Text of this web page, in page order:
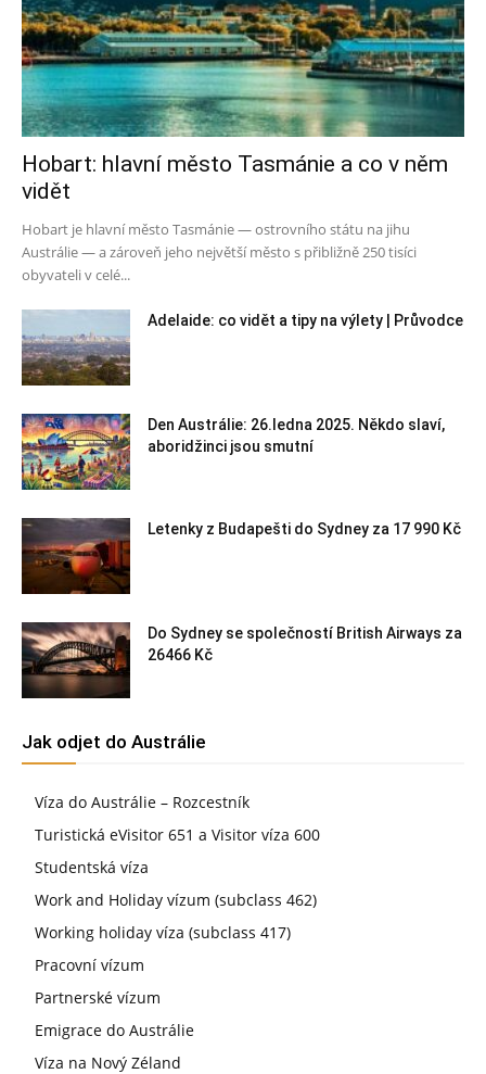
Hobart: hlavní město Tasmánie a co v něm
vidět
Hobart je hlavní město Tasmánie — ostrovního státu na jihu
Austrálie — a zároveň jeho největší město s přibližně 250 tisíci
obyvateli v celé...
Adelaide: co vidět a tipy na výlety | Průvodce
Den Austrálie: 26.ledna 2025. Někdo slaví,
aboridžinci jsou smutní
Letenky z Budapešti do Sydney za 17 990 Kč
Do Sydney se společností British Airways za
26466 Kč
Jak odjet do Austrálie
Víza do Austrálie – Rozcestník
Turistická eVisitor 651 a Visitor víza 600
Studentská víza
Work and Holiday vízum (subclass 462)
Working holiday víza (subclass 417)
Pracovní vízum
Partnerské vízum
Emigrace do Austrálie
Víza na Nový Zéland